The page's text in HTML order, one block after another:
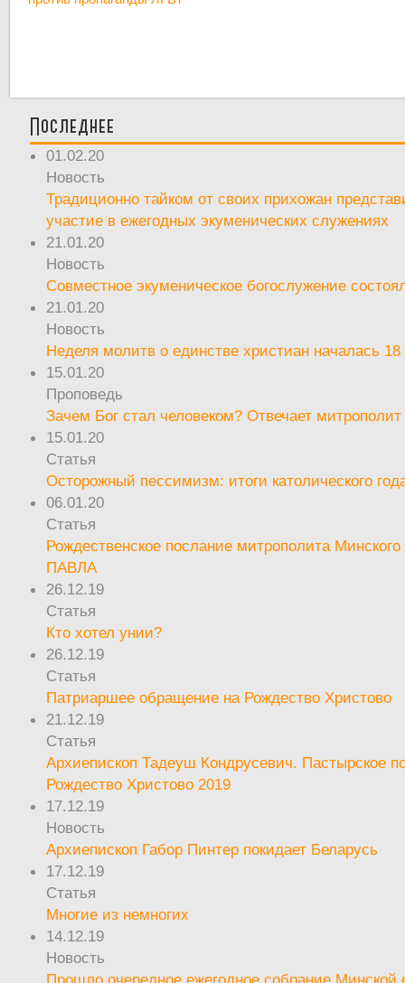
Последнее
01.02.20
Новость
Традиционно тайком от своих прихожан
участие в ежегодных экуменических служениях
21.01.20
Новость
Совместное экуменическое богослужение
21.01.20
Новость
Неделя молитв о единстве христиан началась 18
15.01.20
Проповедь
Зачем Бог стал человеком? Отвечает
15.01.20
Статья
Осторожный пессимизм: итоги католического
06.01.20
Статья
Рождественское послание митрополита Минского
ПАВЛА
26.12.19
Статья
Кто хотел унии?
26.12.19
Статья
Патриаршее обращение на Рождество Христово
21.12.19
Статья
Архиепископ Тадеуш Кондрусевич. Пастырское
Рождество Христово 2019
17.12.19
Новость
Архиепископ Габор Пинтер покидает Беларусь
17.12.19
Статья
Многие из немногих
14.12.19
Новость
Прошло очередное ежегодное собрание